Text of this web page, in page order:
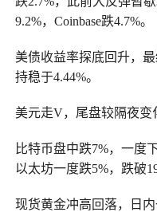
9.2%，Coinbase跌4.7%。
美债收益率探底回升，
持稳于4.44%。
美元走V，尾盘较隔夜变
比特币盘中跌7%，一度
以太坊一度跌5%，跌破
现货黄金冲高回落，日